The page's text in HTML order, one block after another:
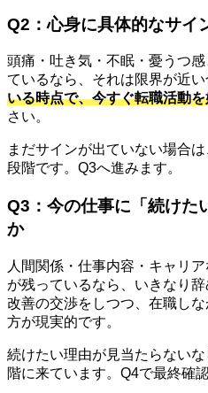
Q2：心身に具体的なサイ
頭痛・吐き気・不眠・憂うつ感
ているなら、それは限界が近い
いる時点で、今すぐ転職活動
さい。
まだサインが出ていない場合
段階です。Q3へ進みます。
Q3：今の仕事に「続けた
か
人間関係・仕事内容・キャリア
が残っているなら、いきなり
改善の交渉をしつつ、在職し
方が現実的です。
続けたい理由が見当たらない
階に来ています。Q4で最終確